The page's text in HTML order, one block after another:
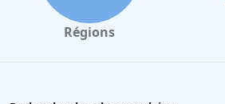
Hôtels à Périgueux
Hôtels à Rosny-sous-Bois
Régions